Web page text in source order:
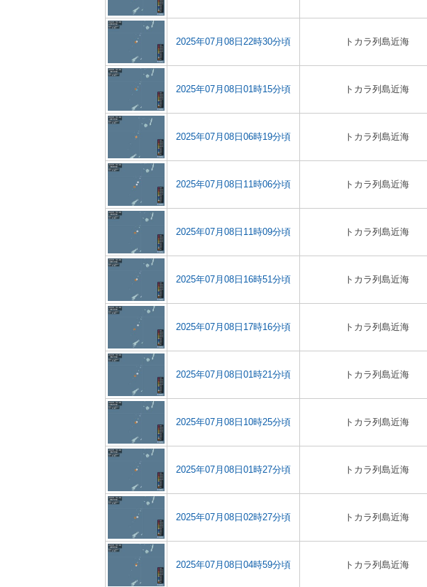
2025年07月08日22時30分頃 トカラ列島近海
2025年07月08日01時15分頃 トカラ列島近海
2025年07月08日06時19分頃 トカラ列島近海
2025年07月08日11時06分頃 トカラ列島近海
2025年07月08日11時09分頃 トカラ列島近海
2025年07月08日16時51分頃 トカラ列島近海
2025年07月08日17時16分頃 トカラ列島近海
2025年07月08日01時21分頃 トカラ列島近海
2025年07月08日10時25分頃 トカラ列島近海
2025年07月08日01時27分頃 トカラ列島近海
2025年07月08日02時27分頃 トカラ列島近海
2025年07月08日04時59分頃 トカラ列島近海